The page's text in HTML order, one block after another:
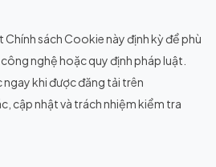
sách Cookie này định kỳ để phù
nghệ hoặc quy định pháp luật.
ngay khi được đăng tải trên
cập nhật và trách nhiệm kiểm tra